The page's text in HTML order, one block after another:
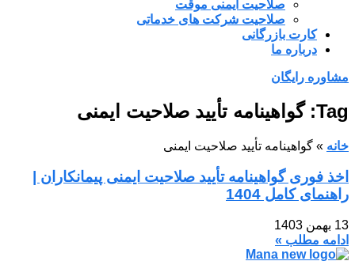
صلاحیت ایمنی موقت
صلاحیت شرکت های خدماتی
کارت بازرگانی
درباره ما
مشاوره رایگان
Tag: گواهینامه تأیید صلاحیت ایمنی
خانه » گواهینامه تأیید صلاحیت ایمنی
اخذ فوری گواهینامه تأیید صلاحیت ایمنی پیمانکاران |
راهنمای کامل 1404
13 بهمن 1403
ادامه مطلب »